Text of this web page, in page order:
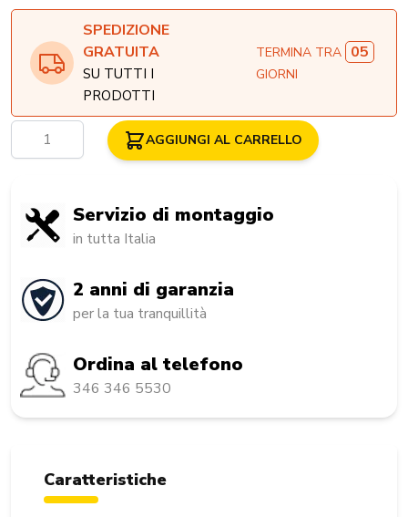
SPEDIZIONE
GRATUITA
SU TUTTI I
PRODOTTI
TERMINA TRA 05
GIORNI
Quantità AGGIUNGI AL CARRELLO
Servizio di montaggio
in tutta Italia
2 anni di garanzia
per la tua tranquillità
Ordina al telefono
346 346 5530
Caratteristiche